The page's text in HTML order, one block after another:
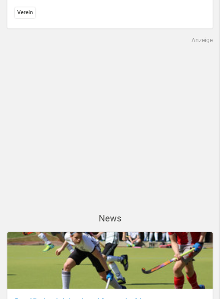
Verein
Anzeige
News